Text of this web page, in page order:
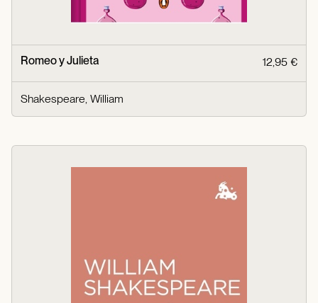
Romeo y Julieta 12,95 €
Shakespeare, William